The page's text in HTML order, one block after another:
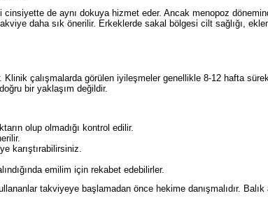
de aynı dokuya hizmet eder. Ancak menopoz
daha sık önerilir. Erkeklerde sakal bölgesi cilt sağlığı,
çalışmalarda görülen iyileşmeler genellikle 8-12 hafta
bir yaklaşım değildir.
olup olmadığı kontrol edilir.
karıştırabilirsiniz.
emilim için rekabet edebilirler.
takviyeye başlamadan önce hekime danışmalıdır. Balık